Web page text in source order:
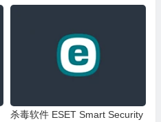
(带防火墙支持Win10及以上)
杀毒软件 ESET Smart Security